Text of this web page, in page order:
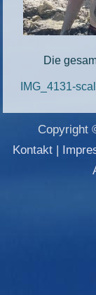
Die
IMG_4131-
Copyright
Kontakt|